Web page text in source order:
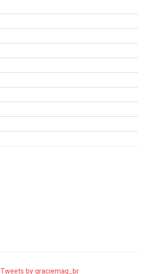
Tweets by graciemag_br